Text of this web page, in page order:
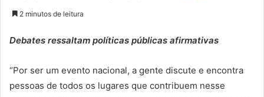
2 minutos de leitura
Debates ressaltam políticas públicas afirmativas
“Por ser um evento nacional, a gente discute e encontra
pessoas de todos os lugares que contribuem nesse